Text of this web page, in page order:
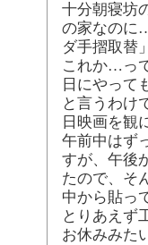
十分朝寝坊
の家なのに
ダ手摺取替
これか…っ
日にやって
と言うわけ
日映画を観
午前中はず
すが、午後
たので、そ
中から貼っ
とりあえず
お休みみた